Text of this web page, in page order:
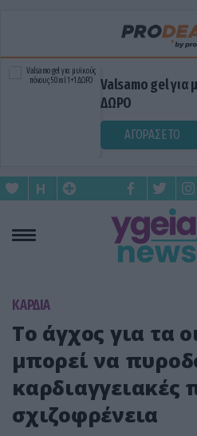
Valsamo gel για
ΔΩΡΟ
ΑΓΟΡΑΣΕ ΤΟ
KΑΡΔΙΑ
Το άγχος για τα
μπορεί να
καρδιαγγειακές
σχιζοφρένεια